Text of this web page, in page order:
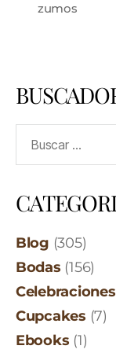
zumos
Blog (305)
Bodas (156)
Celebraciones
Cupcakes (7)
Ebooks (1)